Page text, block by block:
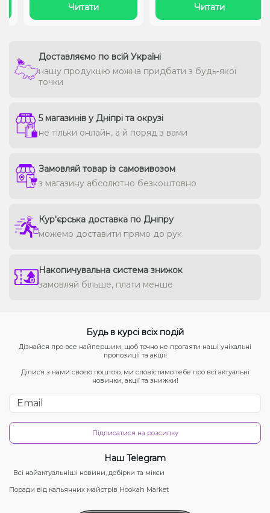
Читати Читати
Доставляємо по всій Україні
нашу продукцію можна придбати з будь-якої
точки
5 магазинів у Дніпрі та окрузі
не тільки онлайн, а й поряд з вами
Замовляй товар із самовивозом
з магазину абсолютно безкоштовно
Кур'єрська доставка по Дніпру
можемо доставити прямо до рук
Накопичувальна система знижок
замовляй більше, плати менше
Будь в курсі всіх подій
Дізнайся про все найпершим, щоб точно не прогаяти наші унікальні
пропозиції та акції!
Ділися з нами своєю поштою, ми сповістимо тебе про всі актуальні
новинки, акції та знижки!
Підписатися на розсилку
Наш Telegram
Всі найактуальніші новини, добірки та мікси
Поради від кальянних майстрів Hookah Market